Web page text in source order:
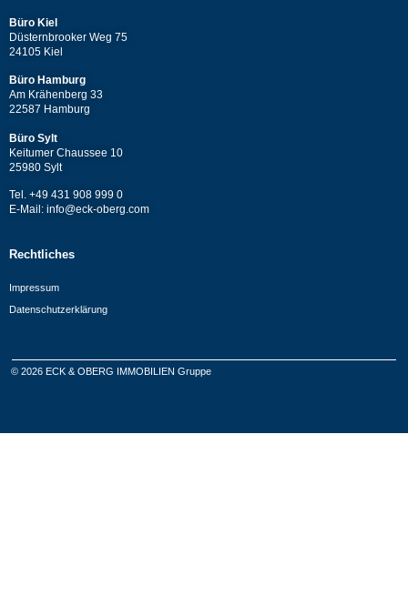
Büro Kiel
Düsternbrooker Weg 75
24105 Kiel
Büro Hamburg
Am Krähenberg 33
22587 Hamburg
Büro Sylt
Keitumer Chaussee 10
25980 Sylt
Tel. +49 431 908 999 0
E-Mail: info@eck-oberg.com
Rechtliches
Impressum
Datenschutzerklärung
© 2026 ECK & OBERG IMMOBILIEN Gruppe